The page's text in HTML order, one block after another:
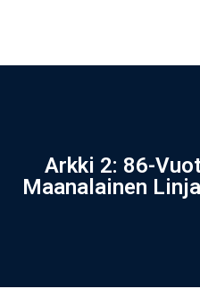
Arkki 2: 86-
Maanalainen